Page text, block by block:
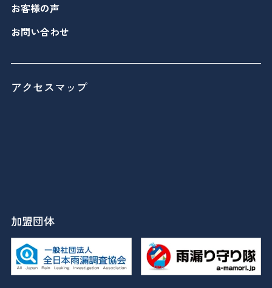
お客様の声
お問い合わせ
アクセスマップ
加盟団体